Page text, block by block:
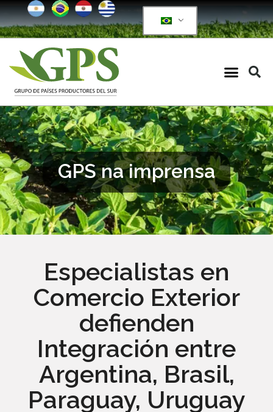
GPS na imprensa
Especialistas en
Comercio Exterior
defienden
Integración entre
Argentina, Brasil,
Paraguay, Uruguay